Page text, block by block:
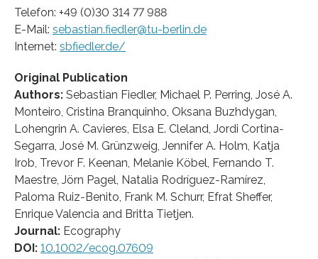
Telefon: +49 (0)30 314 77 988
E-Mail: sebastian.fiedler@tu-berlin.de
Internet: sbfiedler.de/
Original Publication
Authors: Sebastian Fiedler, Michael P. Perring, José A.
Monteiro, Cristina Branquinho, Oksana Buzhdygan,
Lohengrin A. Cavieres, Elsa E. Cleland, Jordi Cortina‐
Segarra, José M. Grünzweig, Jennifer A. Holm, Katja
Irob, Trevor F. Keenan, Melanie Köbel, Fernando T.
Maestre, Jörn Pagel, Natalia Rodríguez‐Ramírez,
Paloma Ruiz‐Benito, Frank M. Schurr, Efrat Sheffer,
Enrique Valencia and Britta Tietjen.
Journal: Ecography
DOI: 10.1002/ecog.07609